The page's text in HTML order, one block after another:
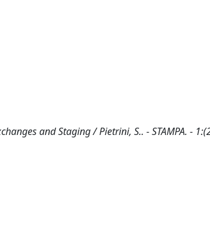
and Staging / Pietrini, S.. - STAMPA. -